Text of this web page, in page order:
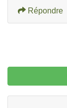
Répondre